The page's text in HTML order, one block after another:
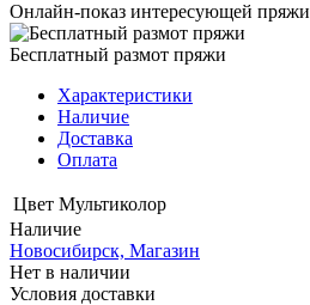
Онлайн-показ интересующей пряжи
Бесплатный размот пряжи
Характеристики
Наличие
Доставка
Оплата
Цвет Мультиколор
Наличие
Новосибирск, Магазин
Нет в наличии
Условия доставки